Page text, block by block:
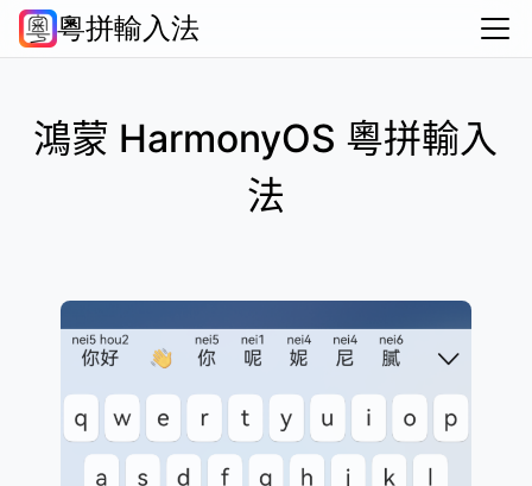
粵拼輸入法
Android
iOS
macOS
Windows
HarmonyOS
常問問題
資源彙集
支持作者
關於
鴻蒙 HarmonyOS 粵拼輸入
法